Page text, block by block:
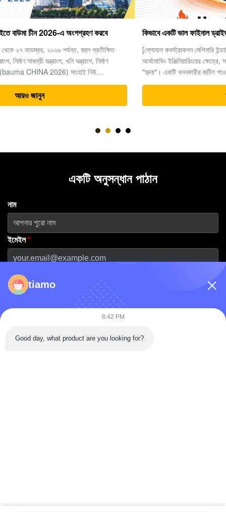
কিভাবে একটি ভাল ফাইনাল ড্রাইভ চয়ন করবেন
[গ্লোবাল কনস্ট্রাকশন মেশিনারি ইন্ডাস্ট্রি অবজারভেশন] ভারী যন্ত্রপাতি এবং
আর্থমোভিং ইঞ্জিনিয়ারিংয়ের ক্ষেত্রে, সময়ই অর্থ, এবং খননকারীরা সমগ্র প্রকল্পের
"হৃদয়"। একটি খননকারীর জটিল পাওয়ার সিস্টেমের মধ্যে, চূড়ান্ত ড্রাইভ (ট্রাভেল
মোটর এবং রিডিউসার অ্যাসেম্বলি) উচ্চ-চাপের জলবাহী শক্তিকে যান্ত্রিক চা...
একটি অনুসন্ধান পাঠান
নাম
ইমেইল*
ফোন নম্বর
কোম্পানির নাম
tiamo
8:42 PM
Good day, what product are you looking for?